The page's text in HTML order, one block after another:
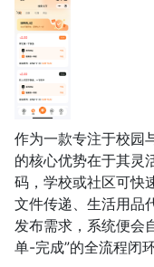
作为一款专注于校园
的核心优势在于其灵
码，学校或社区可快
文件传递、生活用品
发布需求，系统便会
单-完成”的全流程闭环